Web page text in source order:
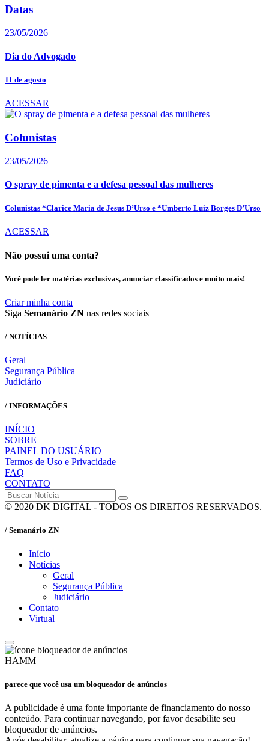
Datas
23/05/2026
Dia do Advogado
11 de agosto
ACESSAR
Colunistas
23/05/2026
O spray de pimenta e a defesa pessoal das mulheres
Colunistas *Clarice Maria de Jesus D’Urso e *Umberto Luiz Borges D’Urso
ACESSAR
Não possui uma conta?
Você pode ler matérias exclusivas, anunciar classificados e muito mais!
Criar minha conta
Siga Semanário ZN nas redes sociais
/ NOTÍCIAS
Geral
Segurança Pública
Judiciário
/ INFORMAÇÕES
INÍCIO
SOBRE
PAINEL DO USUÁRIO
Termos de Uso e Privacidade
FAQ
CONTATO
© 2020 DK DIGITAL - TODOS OS DIREITOS RESERVADOS.
/ Semanário ZN
Início
Notícias
Geral
Segurança Pública
Judiciário
Contato
Virtual
HAMM
parece que você usa um bloqueador de anúncios
A publicidade é uma fonte importante de financiamento do nosso
conteúdo. Para continuar navegando, por favor desabilite seu
bloqueador de anúncios.